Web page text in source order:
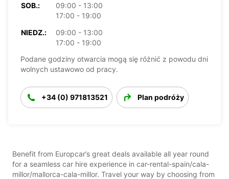
SOB.:
09:00 - 13:00
17:00 - 19:00
NIEDZ.:
09:00 - 13:00
17:00 - 19:00
Podane godziny otwarcia mogą się różnić z powodu dni
wolnych ustawowo od pracy.
+34 (0) 971813521 Plan podróży
Benefit from Europcar’s great deals available all year round
for a seamless car hire experience in car-rental-spain/cala-
millor/mallorca-cala-millor. Travel your way by choosing from